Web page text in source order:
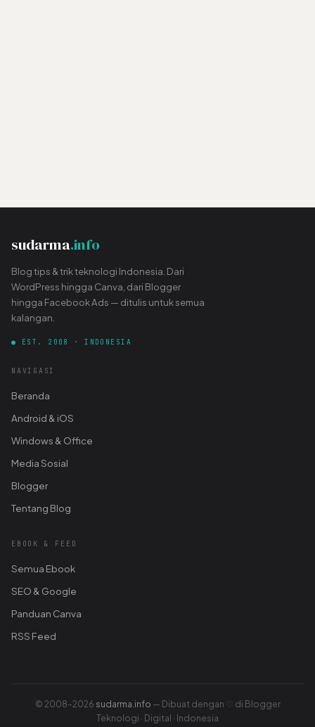
sudarma.info
Blog tips & trik teknologi Indonesia. Dari
WordPress hingga Canva, dari Blogger
hingga Facebook Ads — ditulis untuk semua
kalangan.
● EST. 2008 · INDONESIA
NAVIGASI
Beranda
Android & iOS
Windows & Office
Media Sosial
Blogger
Tentang Blog
EBOOK & FEED
Semua Ebook
SEO & Google
Panduan Canva
RSS Feed
© 2008–2026 sudarma.info — Dibuat dengan ♡ di Blogger
Teknologi · Digital · Indonesia